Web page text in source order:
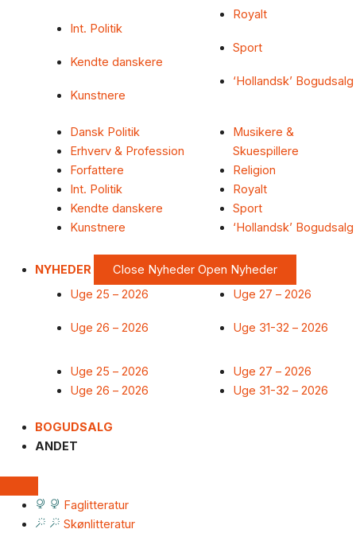
Int. Politik
Kendte danskere
Kunstnere
Royalt
Sport
‘Hollandsk’ Bogudsalg
Dansk Politik
Erhverv & Profession
Forfattere
Int. Politik
Kendte danskere
Kunstnere
Musikere &
Skuespillere
Religion
Royalt
Sport
‘Hollandsk’ Bogudsalg
NYHEDER Close Nyheder Open Nyheder
Uge 25 – 2026
Uge 26 – 2026
Uge 27 – 2026
Uge 31-32 – 2026
Uge 25 – 2026
Uge 26 – 2026
Uge 27 – 2026
Uge 31-32 – 2026
BOGUDSALG
ANDET
Faglitteratur
Skønlitteratur